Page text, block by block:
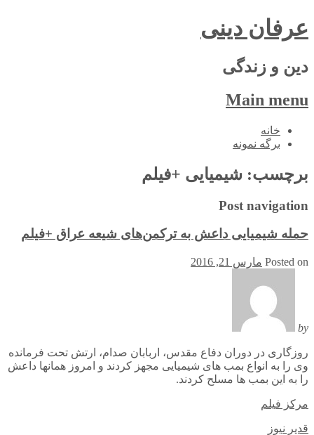
عرفان دینی
دین و زندگی
Main menu
Skip
خانه
برگه نمونه
برچسب: شیمیایی +فیلم
Post navigation
حمله شیمیایی داعش به ترکمن‌های شیعه عراق +فیلم
Posted on مارس 21, 2016
by
روزگاری در دوران دفاع مقدس، اربابان صدام، ارتش تحت فرمانده
وی را به انواع بمب های شیمیایی مجهز کردند و امروز همانها داعش
را به این بمب ها مسلح کردند.
مرکز فیلم
قدیر نیوز